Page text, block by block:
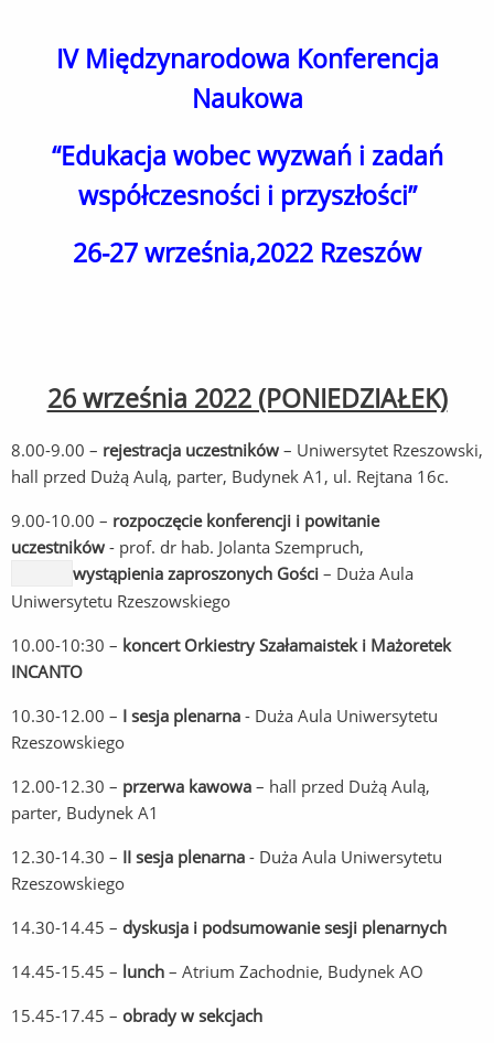
IV Międzynarodowa Konferencja
Naukowa
“Edukacja wobec wyzwań i zadań
współczesności i przyszłości”
26-27 września,2022 Rzeszów
26 września 2022 (PONIEDZIAŁEK)
8.00-9.00 – rejestracja uczestników – Uniwersytet Rzeszowski,
hall przed Dużą Aulą, parter, Budynek A1, ul. Rejtana 16c.
9.00-10.00 – rozpoczęcie konferencji i powitanie
uczestników - prof. dr hab. Jolanta Szempruch,
wystąpienia zaproszonych Gości – Duża Aula
Uniwersytetu Rzeszowskiego
10.00-10:30 – koncert Orkiestry Szałamaistek i Mażoretek
INCANTO
10.30-12.00 – I sesja plenarna - Duża Aula Uniwersytetu
Rzeszowskiego
12.00-12.30 – przerwa kawowa – hall przed Dużą Aulą,
parter, Budynek A1
12.30-14.30 – II sesja plenarna - Duża Aula Uniwersytetu
Rzeszowskiego
14.30-14.45 – dyskusja i podsumowanie sesji plenarnych
14.45-15.45 – lunch – Atrium Zachodnie, Budynek AO
15.45-17.45 – obrady w sekcjach